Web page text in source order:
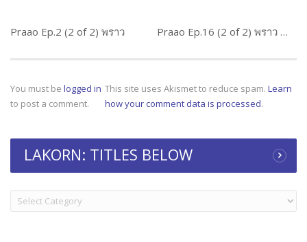
Praao Ep.2 (2 of 2) พราว Praao Ep.16 (2 of 2) พราว Weir Sukollawat Kanarot
You must be logged in
to post a comment.
This site uses Akismet to reduce spam. Learn
how your comment data is processed.
LAKORN: TITLES BELOW
LAKORN:
TITLES